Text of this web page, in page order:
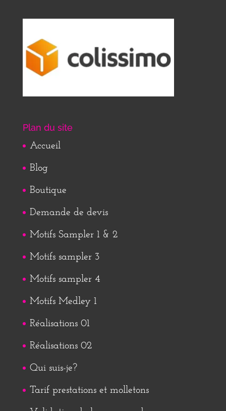
Plan du site
Accueil
Blog
Boutique
Demande de devis
Motifs Sampler 1 & 2
Motifs sampler 3
Motifs sampler 4
Motifs Medley 1
Réalisations 01
Réalisations 02
Qui suis-je?
Tarif prestations et molletons